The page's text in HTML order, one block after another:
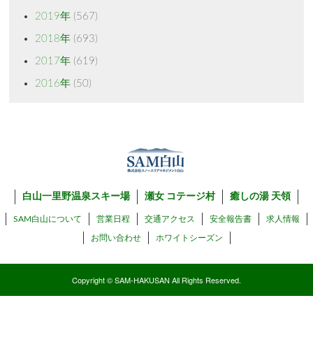
2019年(567)
2018年(693)
2017年(619)
2016年(50)
白山一里野温泉スキー場 瀬女 コテージ村 癒しの湯 天領
SAM白山について 営業日程 交通アクセス 安全報告書 求人情報
お問い合わせ ホワイトシーズン
Copyright © SAM-HAKUSAN All Rights Reserved.